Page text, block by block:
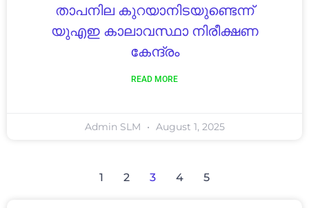
താപനില കുറയാനിടയുണ്ടെന്ന്
യുഎഇ കാലാവസ്ഥാ നിരീക്ഷണ
കേന്ദ്രം
READ MORE
Admin SLM August 1, 2025
1 2 3 4 5